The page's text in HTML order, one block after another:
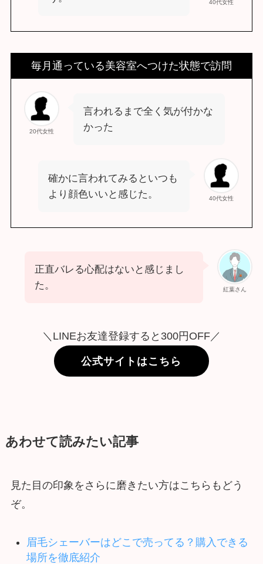
40代女性
毎月通っている美容室へつけた状態で訪問
20代女性
言われるまで全く気が付かな
かった
40代女性
確かに言われてみるといつも
より顔色いいと感じた。
紅葉さん
正直バレる心配はないと感じまし
た。
＼LINEお友達登録すると300円OFF／
公式サイトはこちら
あわせて読みたい記事
見た目の印象をさらに磨きたい方はこちらもどう
ぞ。
眉毛シェーバーはどこで売ってる？購入できる
場所を徹底紹介